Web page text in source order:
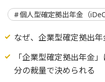
個人型確定拠出年金（
なぜ、企業型確定拠出
「企業型確定拠出年金
分の裁量で決められる